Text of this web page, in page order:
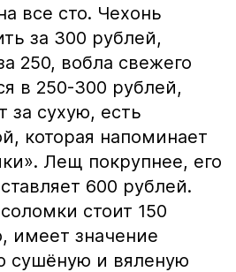
все сто. Чехонь
за 300 рублей,
250, вобла свежего
в 250-300 рублей,
за сухую, есть
которая напоминает
Лещ покрупнее, его
600 рублей.
стоит 150
имеет значение
сушёную и вяленую